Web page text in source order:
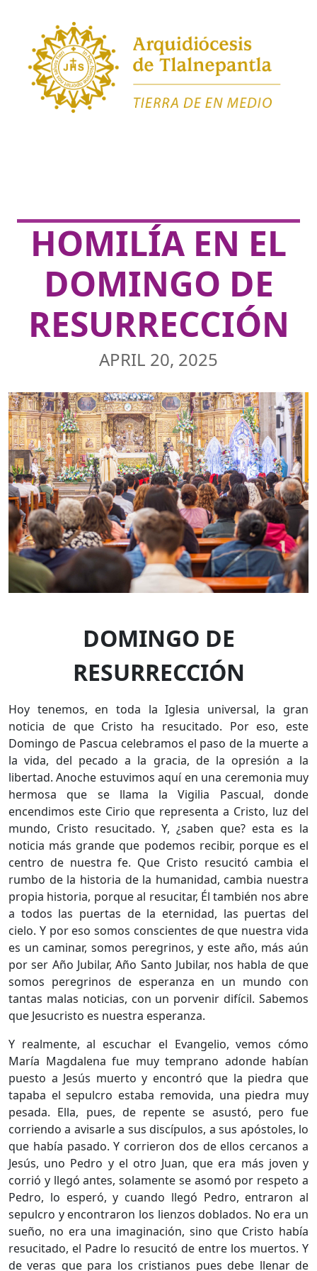
HOMILÍA EN EL
DOMINGO DE
RESURRECCIÓN
APRIL 20, 2025
DOMINGO DE
RESURRECCIÓN
Hoy tenemos, en toda la Iglesia universal, la gran
noticia de que Cristo ha resucitado. Por eso, este
Domingo de Pascua celebramos el paso de la muerte a
la vida, del pecado a la gracia, de la opresión a la
libertad. Anoche estuvimos aquí en una ceremonia muy
hermosa que se llama la Vigilia Pascual, donde
encendimos este Cirio que representa a Cristo, luz del
mundo, Cristo resucitado. Y, ¿saben que? esta es la
noticia más grande que podemos recibir, porque es el
centro de nuestra fe. Que Cristo resucitó cambia el
rumbo de la historia de la humanidad, cambia nuestra
propia historia, porque al resucitar, Él también nos abre
a todos las puertas de la eternidad, las puertas del
cielo. Y por eso somos conscientes de que nuestra vida
es un caminar, somos peregrinos, y este año, más aún
por ser Año Jubilar, Año Santo Jubilar, nos habla de que
somos peregrinos de esperanza en un mundo con
tantas malas noticias, con un porvenir difícil. Sabemos
que Jesucristo es nuestra esperanza.
Y realmente, al escuchar el Evangelio, vemos cómo
María Magdalena fue muy temprano adonde habían
puesto a Jesús muerto y encontró que la piedra que
tapaba el sepulcro estaba removida, una piedra muy
pesada. Ella, pues, de repente se asustó, pero fue
corriendo a avisarle a sus discípulos, a sus apóstoles, lo
que había pasado. Y corrieron dos de ellos cercanos a
Jesús, uno Pedro y el otro Juan, que era más joven y
corrió y llegó antes, solamente se asomó por respeto a
Pedro, lo esperó, y cuando llegó Pedro, entraron al
sepulcro y encontraron los lienzos doblados. No era un
sueño, no era una imaginación, sino que Cristo había
resucitado, el Padre lo resucitó de entre los muertos. Y
de veras que para los cristianos pues debe llenar de